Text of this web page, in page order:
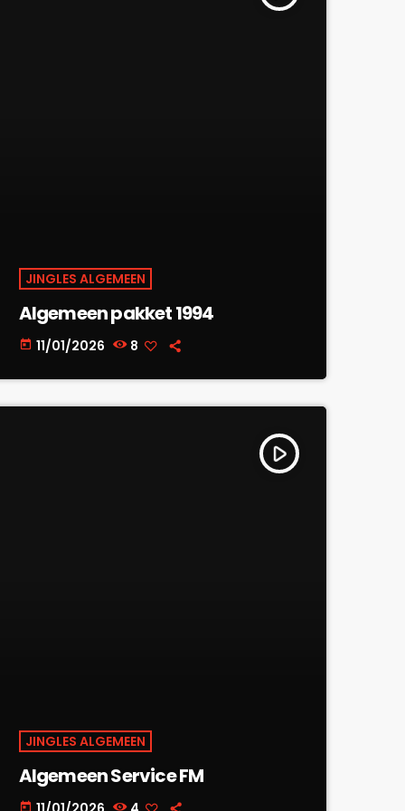
JINGLES ALGEMEEN
Algemeen pakket 1994
today 11/01/2026 8
play_arrow
JINGLES ALGEMEEN
Algemeen Service FM
today